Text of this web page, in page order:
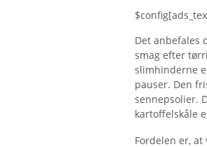
Det anbefales
smag efter
slimhinderne
pauser. Den
sennepsolier.
kartoffelskåle
Fordelen er,